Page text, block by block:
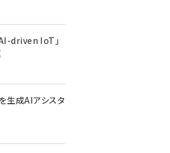
driven IoT」
生成AIアシスタ